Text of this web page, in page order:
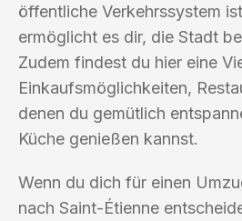
öffentliche Verkehrssystem
ermöglicht es dir, die Stadt
Zudem findest du hier eine
Einkaufsmöglichkeiten,
denen du gemütlich
Küche genießen kannst.
Wenn du dich für einen
nach Saint-Étienne